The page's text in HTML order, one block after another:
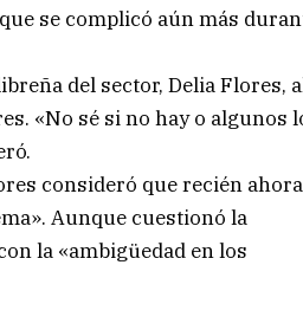
se complicó aún más
del sector, Delia Flores,
«No sé si no hay o algunos
consideró que recién ahora
Aunque cuestionó la
la «ambigüedad en los